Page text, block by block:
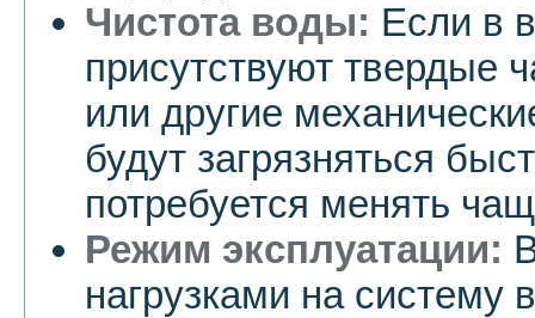
Чистота воды: Если в
присутствуют твердые
или другие
будут загрязняться
потребуется менять
Режим эксплуатации:
нагрузками на систему